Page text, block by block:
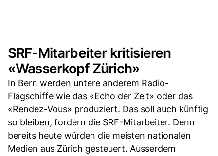
SRF-Mitarbeiter kritisieren
«Wasserkopf Zürich»
In Bern werden untere anderem Radio-
Flagschiffe wie das «Echo der Zeit» oder das
«Rendez-Vous» produziert. Das soll auch künftig
so bleiben, fordern die SRF-Mitarbeiter. Denn
bereits heute würden die meisten nationalen
Medien aus Zürich gesteuert. Ausserdem